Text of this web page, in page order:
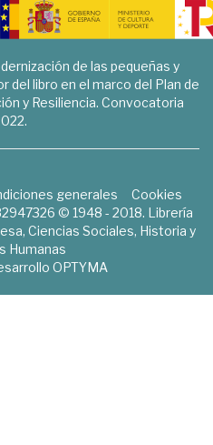
de las pequeñas y
del libro en el marco del Plan de
y Resiliencia. Convocatoria
generales
Cookies
© 1948 - 2018. Librería
Ciencias Sociales, Historia y
Humanas
OPTYMA